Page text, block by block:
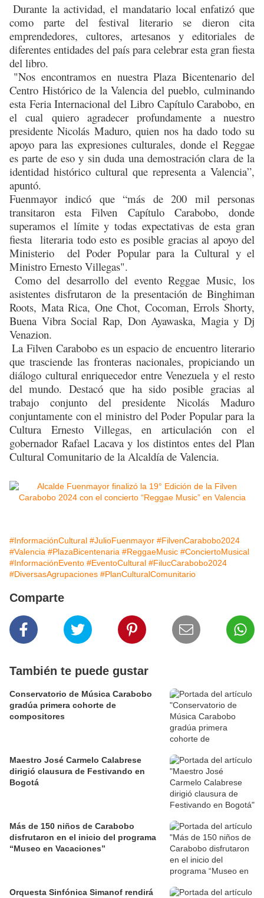
Durante la actividad, el mandatario local enfatizó que
como parte del festival literario se dieron cita
emprendedores, cultores, artesanos y editoriales de
diferentes entidades del país para celebrar esta gran fiesta
del libro.
"Nos encontramos en nuestra Plaza Bicentenario del
Centro Histórico de la Valencia del pueblo, culminando
esta Feria Internacional del Libro Capítulo Carabobo, en
el cual quiero agradecer profundamente a nuestro
presidente Nicolás Maduro, quien nos ha dado todo su
apoyo para las expresiones culturales, donde el Reggae
es parte de eso y sin duda una demostración clara de la
identidad histórico cultural que representa a Valencia”,
apuntó.
Fuenmayor indicó que “más de 200 mil personas
transitaron esta Filven Capítulo Carabobo, donde
superamos el límite y todas expectativas de esta gran
fiesta literaria todo esto es posible gracias al apoyo del
Ministerio del Poder Popular para la Cultural y el
Ministro Ernesto Villegas".
Como del desarrollo del evento Reggae Music, los
asistentes disfrutaron de la presentación de Binghiman
Roots, Mata Rica, One Chot, Cocoman, Errols Shorty,
Buena Vibra Social Rap, Don Ayawaska, Magia y Dj
Venazion.
La Filven Carabobo es un espacio de encuentro literario
que trasciende las fronteras nacionales, propiciando un
diálogo cultural enriquecedor entre Venezuela y el resto
del mundo. Destacó que ha sido posible gracias al
trabajo conjunto del presidente Nicolás Maduro
conjuntamente con el ministro del Poder Popular para la
Cultura Ernesto Villegas, en articulación con el
gobernador Rafael Lacava y los distintos entes del Plan
Cultural Comunitario de la Alcaldía de Valencia.
#InformaciónCultural #JulioFuenmayor #FilvenCarabobo2024
#Valencia #PlazaBicentenaria #ReggaeMusic #ConciertoMusical
#InformaciónEvento #EventoCultural #FilucCarabobo2024
#DiversasAgrupaciones #PlanCulturalComunitario
Comparte
También te puede gustar
Conservatorio de Música Carabobo
gradúa primera cohorte de
compositores
Maestro José Carmelo Calabrese
dirigió clausura de Festivando en
Bogotá
Más de 150 niños de Carabobo
disfrutaron en el inicio del programa
“Museo en Vacaciones”
Orquesta Sinfónica Simanof rendirá